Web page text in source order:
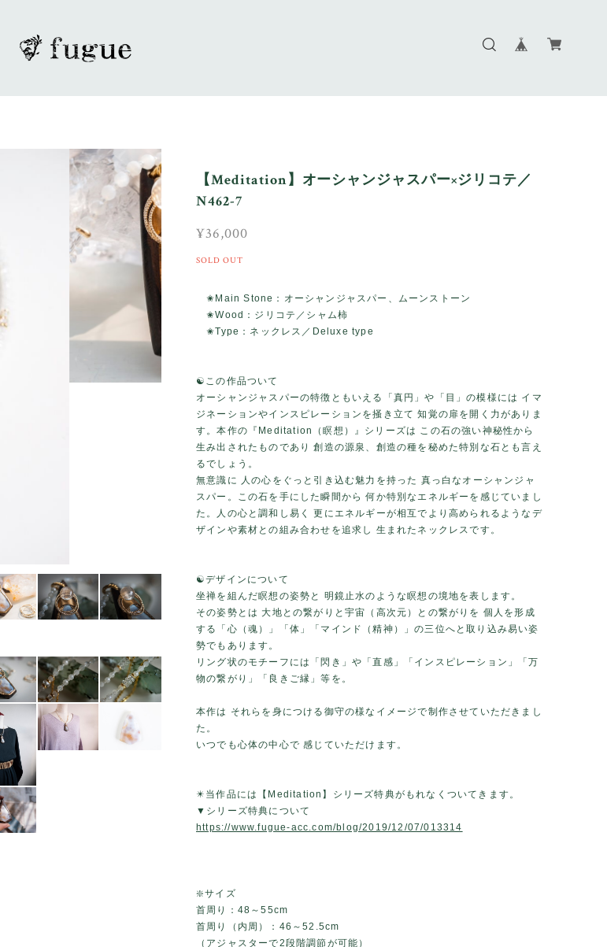
【Meditation】オーシャンジャスパー×ジリコテ／
N462-7
¥36,000
SOLD OUT
✬Main Stone：オーシャンジャスパー、ムーンストーン
✬Wood：ジリコテ／シャム柿
✬Type：ネックレス／Deluxe type
☯️この作品ついて
オーシャンジャスパーの特徴ともいえる「真円」や「目」の模様には イマ
ジネーションやインスピレーションを掻き立て 知覚の扉を開く力がありま
す。本作の『Meditation（瞑想）』シリーズは この石の強い神秘性から
生み出されたものであり 創造の源泉、創造の種を秘めた特別な石とも言え
るでしょう。
無意識に 人の心をぐっと引き込む魅力を持った 真っ白なオーシャンジャ
スパー。この石を手にした瞬間から 何か特別なエネルギーを感じていまし
た。人の心と調和し易く 更にエネルギーが相互でより高められるようなデ
ザインや素材との組み合わせを追求し 生まれたネックレスです。
☯️デザインについて
坐禅を組んだ瞑想の姿勢と 明鏡止水のような瞑想の境地を表します。
その姿勢とは 大地との繋がりと宇宙（高次元）との繋がりを 個人を形成
する「心（魂）」「体」「マインド（精神）」の三位へと取り込み易い姿
勢でもあります。
リング状のモチーフには「閃き」や「直感」「インスピレーション」「万
物の繋がり」「良きご縁」等を。
本作は それらを身につける御守の様なイメージで制作させていただきまし
た。
いつでも心体の中心で 感じていただけます。
✴️当作品には【Meditation】シリーズ特典がもれなくついてきます。
▼シリーズ特典について
https://www.fugue-acc.com/blog/2019/12/07/013314
❇️サイズ
首周り：48～55cm
首周り（内周）：46～52.5cm
（アジャスターで2段階調節が可能）